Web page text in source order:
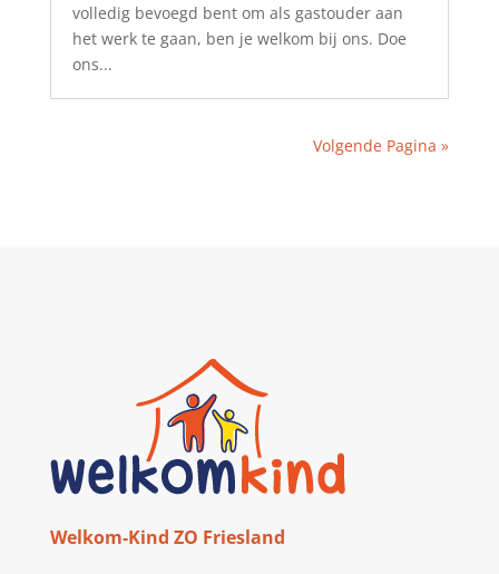
volledig bevoegd bent om als gastouder aan
het werk te gaan, ben je welkom bij ons. Doe
ons...
Volgende Pagina »
Welkom-Kind ZO Friesland